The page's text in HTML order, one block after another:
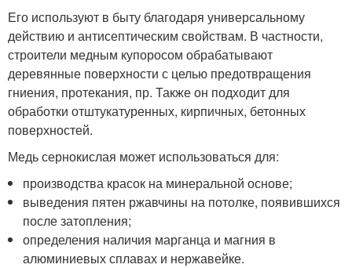
Его используют в быту благодаря универсальному
действию и антисептическим свойствам. В частности,
строители медным купоросом обрабатывают
деревянные поверхности с целью предотвращения
гниения, протекания, пр. Также он подходит для
обработки отштукатуренных, кирпичных, бетонных
поверхностей.
Медь сернокислая может использоваться для:
производства красок на минеральной основе;
выведения пятен ржавчины на потолке, появившихся
после затопления;
определения наличия марганца и магния в
алюминиевых сплавах и нержавейке.